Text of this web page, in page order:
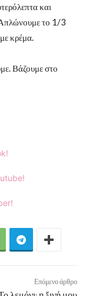
και
το 1/3
κρέμα.
Βάζουμε στο
Επόμενο άρθρο